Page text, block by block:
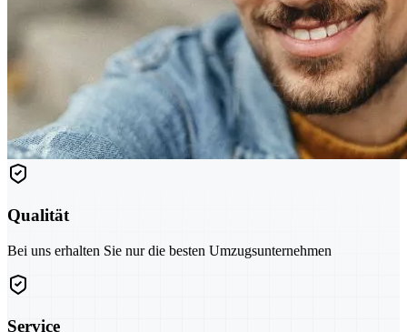
Qualität
Bei uns erhalten Sie nur die besten Umzugsunternehmen
Service